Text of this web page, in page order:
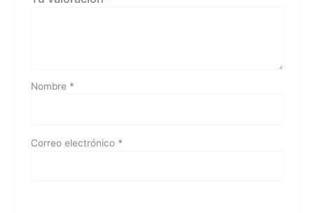
Nombre *
Correo electrónico *